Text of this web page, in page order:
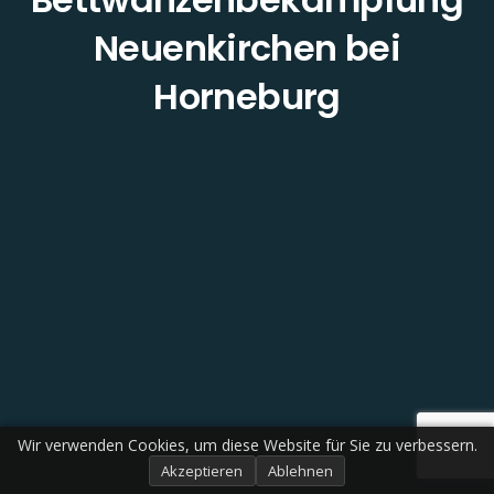
Neuenkirchen bei
Horneburg
Wir verwenden Cookies, um diese Website für Sie zu verbessern.
Akzeptieren Ablehnen